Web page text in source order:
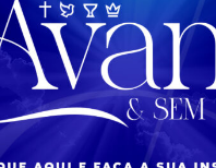
Miria
do